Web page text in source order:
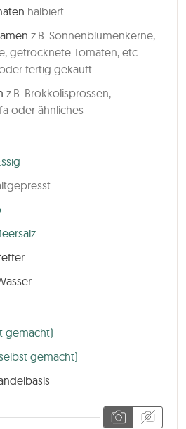
halbiert
z.B. Sonnenblumenkerne,
getrocknete Tomaten, etc.
fertig gekauft
z.B. Brokkolisprossen,
oder ähnliches
gemacht)
gemacht)